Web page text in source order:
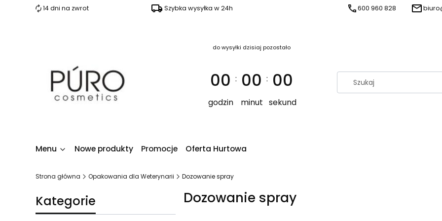
14 dni na zwrot Szybka wysyłka w 24h 600 960 828
do wysyłki dzisiaj pozostało
00
godzin
: 00
minut
: 00
sekund
Menu Nowe produkty Promocje Oferta Hurtowa
Strona główna Opakowania dla Weterynarii Dozowanie spray
Kategorie Dozowanie spray